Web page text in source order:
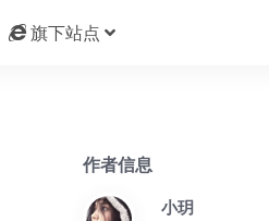
旗下站点
作者信息
小玥